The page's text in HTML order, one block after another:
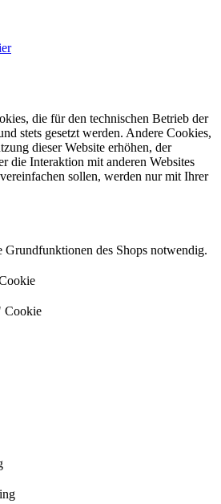
die für den technischen Betrieb der
stets gesetzt werden. Andere Cookies,
dieser Website erhöhen, der
die Interaktion mit anderen Websites
sollen, werden nur mit Ihrer
Grundfunktionen des Shops notwendig.
Cookie